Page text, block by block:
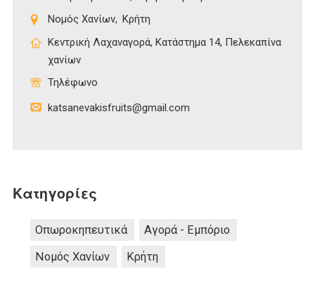
Νομός Χανίων
Κρήτη
Κεντρική Λαχαναγορά, Κατάστημα 14, Πελεκαπίνα
χανίων
Τηλέφωνο
katsanevakisfruits@gmail.com
Κατηγορίες
Οπωροκηπευτικά
Αγορά - Εμπόριο
Νομός Χανίων
Κρήτη